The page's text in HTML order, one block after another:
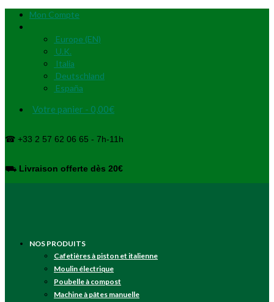
Mon Compte
Europe (EN)
U.K.
Italia
Deutschland
España
Votre panier - 0,00€
☎ +33 2 57 62 06 65 - 7h-11h
⛟ Livraison offerte dès 20€
NOS PRODUITS
Cafetières à piston et italienne
Moulin électrique
Poubelle à compost
Machine à pâtes manuelle